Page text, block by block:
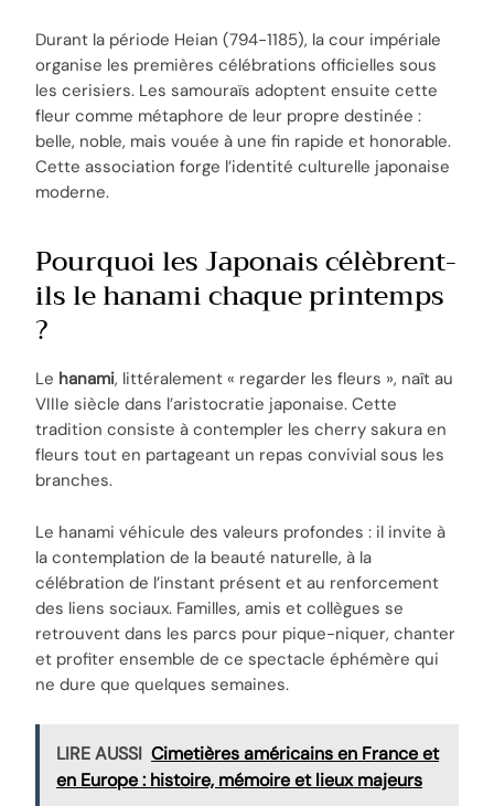
Durant la période Heian (794-1185), la cour impériale
organise les premières célébrations officielles sous
les cerisiers. Les samouraïs adoptent ensuite cette
fleur comme métaphore de leur propre destinée :
belle, noble, mais vouée à une fin rapide et honorable.
Cette association forge l’identité culturelle japonaise
moderne.
Pourquoi les Japonais célèbrent-
ils le hanami chaque printemps
?
Le hanami, littéralement « regarder les fleurs », naît au
VIIIe siècle dans l’aristocratie japonaise. Cette
tradition consiste à contempler les cherry sakura en
fleurs tout en partageant un repas convivial sous les
branches.
Le hanami véhicule des valeurs profondes : il invite à
la contemplation de la beauté naturelle, à la
célébration de l’instant présent et au renforcement
des liens sociaux. Familles, amis et collègues se
retrouvent dans les parcs pour pique-niquer, chanter
et profiter ensemble de ce spectacle éphémère qui
ne dure que quelques semaines.
LIRE AUSSI Cimetières américains en France et
en Europe : histoire, mémoire et lieux majeurs